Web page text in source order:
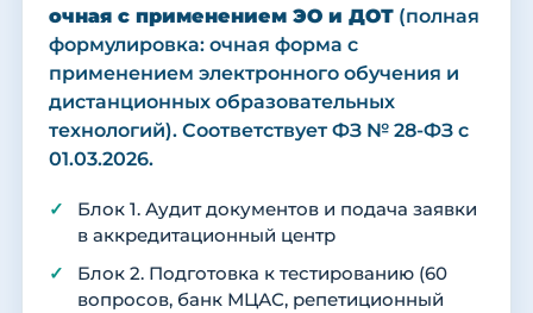
очная с применением ЭО и ДОТ (полная
формулировка: очная форма с
применением электронного обучения и
дистанционных образовательных
технологий). Соответствует ФЗ № 28-ФЗ с
01.03.2026.
Блок 1. Аудит документов и подача заявки
в аккредитационный центр
Блок 2. Подготовка к тестированию (60
вопросов, банк МЦАС, репетиционный